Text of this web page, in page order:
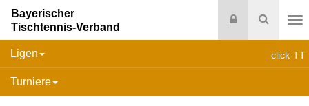
Suche
Login
Bayerischer
Tischtennis-Verband
click-TT
Ligen
Turniere